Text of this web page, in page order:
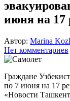
июня на 17
Автор: Marina
Нет комментариев
Граждане
по 7 июня на 17
«Новости